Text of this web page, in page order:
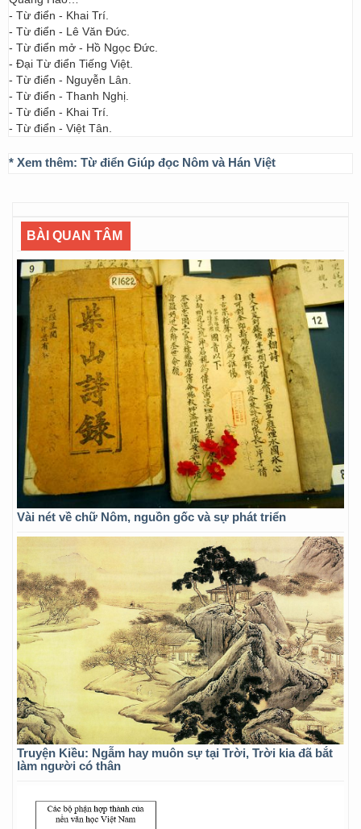
- Từ điển - Khai Trí.
- Từ điển - Lê Văn Đức.
- Từ điển mở - Hồ Ngọc Đức.
- Đại Từ điển Tiếng Việt.
- Từ điển - Nguyễn Lân.
- Từ điển - Thanh Nghị.
- Từ điển - Khai Trí.
- Từ điển - Việt Tân.
* Xem thêm: Từ điển Giúp đọc Nôm và Hán Việt
BÀI QUAN TÂM
Vài nét về chữ Nôm, nguồn gốc và sự phát triển
Truyện Kiều: Ngẫm hay muôn sự tại Trời, Trời kia đã bắt
làm người có thân